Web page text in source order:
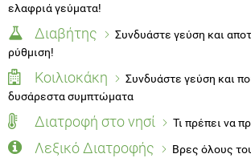
ελαφριά γεύματα!
Διαβήτης
Συνδυάστε γεύση και
ρύθμιση!
Κοιλιοκάκη
Συνδυάστε γεύση και
δυσάρεστα συμπτώματα
Διατροφή στο νησί Τι πρέπει να
Λεξικό Διατροφής
Βρες όλους